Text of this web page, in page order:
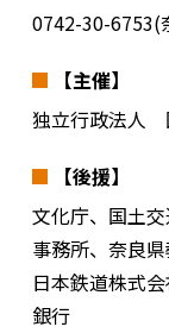
0742-30-6753(
【主催】
独立行政法人
【後援】
文化庁、国土
事務所、奈良
日本鉄道株式
銀行